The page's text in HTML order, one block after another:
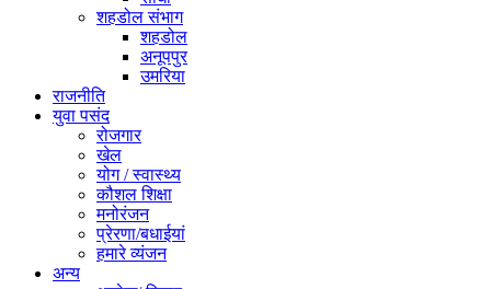
शहडोल संभाग
शहडोल
अनूपपुर
उमरिया
राजनीति
युवा पसंद
रोजगार
खेल
योग / स्वास्थ्य
कौशल शिक्षा
मनोरंजन
प्रेरणा/बधाईयां
हमारे व्यंजन
अन्य